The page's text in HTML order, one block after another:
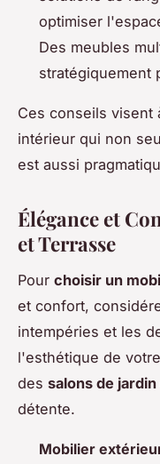
optimiser
Des meubles
stratégiquement
Ces conseils visent
intérieur qui non
est aussi
Élégance et
et Terrasse
Pour choisir un
et confort,
intempéries et les
l'esthétique de
des salons de
détente.
Mobilier